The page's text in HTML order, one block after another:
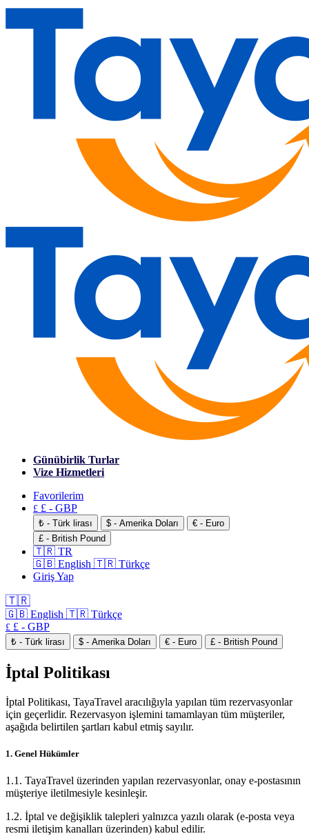
Günübirlik Turlar
Vize Hizmetleri
Favorilerim
£ £ - GBP
₺ - Türk lirası $ - Amerika Doları
€ - Euro
£ - British Pound
🇹🇷 TR
🇬🇧 English 🇹🇷 Türkçe
Giriş Yap
🇹🇷
🇬🇧 English 🇹🇷 Türkçe
£ £ - GBP
₺ - Türk lirası $ - Amerika Doları € - Euro £ - British Pound
İptal Politikası
İptal Politikası, TayaTravel aracılığıyla yapılan tüm rezervasyonlar
için geçerlidir. Rezervasyon işlemini tamamlayan tüm müşteriler,
aşağıda belirtilen şartları kabul etmiş sayılır.
1. Genel Hükümler
1.1. TayaTravel üzerinden yapılan rezervasyonlar, onay e-postasının
müşteriye iletilmesiyle kesinleşir.
1.2. İptal ve değişiklik talepleri yalnızca yazılı olarak (e-posta veya
resmi iletişim kanalları üzerinden) kabul edilir.